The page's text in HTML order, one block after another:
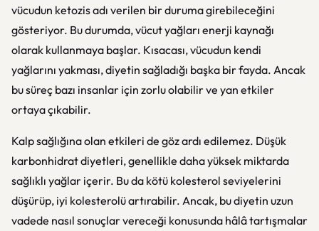
vücudun ketozis adı verilen bir duruma girebileceğini
gösteriyor. Bu durumda, vücut yağları enerji kaynağı
olarak kullanmaya başlar. Kısacası, vücudun kendi
yağlarını yakması, diyetin sağladığı başka bir fayda. Ancak
bu süreç bazı insanlar için zorlu olabilir ve yan etkiler
ortaya çıkabilir.
Kalp sağlığına olan etkileri de göz ardı edilemez. Düşük
karbonhidrat diyetleri, genellikle daha yüksek miktarda
sağlıklı yağlar içerir. Bu da kötü kolesterol seviyelerini
düşürüp, iyi kolesterolü artırabilir. Ancak, bu diyetin uzun
vadede nasıl sonuçlar vereceği konusunda hâlâ tartışmalar